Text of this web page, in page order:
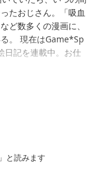
たおじさん。「吸血
ど数多くの漫画に、
。 現在はGame*Sp
日記を連載中。お仕
と読みます